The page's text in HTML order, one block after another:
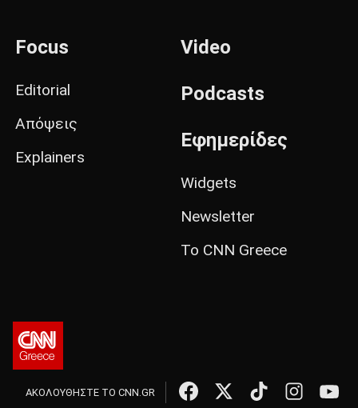
Focus
Editorial
Απόψεις
Explainers
Video
Podcasts
Εφημερίδες
Widgets
Newsletter
Το CNN Greece
ΑΚΟΛΟΥΘΗΣΤΕ ΤΟ CNN.GR